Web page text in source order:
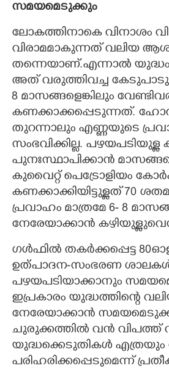
സമയമെടുക്കും
ലോകത്തിനാകെ വിനാശം
വിരാമമാകുന്നത് വലിയ
തന്നെയാണ്.എന്നാൽ യുദ്ധം
അത് വരുത്തിവച്ച
8 മാസങ്ങളെങ്കിലും
കണക്കാക്കപ്പെടുന്നത്.
തുറന്നാലും എണ്ണയുടെ
സംഭവിക്കില്ല.
പുനഃസ്ഥാപിക്കാൻ
കുവൈറ്റ് പെട്രോളിയം
കണക്കാക്കിയിട്ടുള്ളത് 70
പ്രവാഹം മാത്രമേ 6- 8
നേരേയാക്കാൻ
ഗൾഫിൽ തകർക്കപ്പെട്ട
ഉത്പാദന-സംഭരണ
പഴയപടിയാക്കാനും
ഇപ്രകാരം യുദ്ധത്തിന്റെ
നേരേയാക്കാൻ
ചുരുക്കത്തിൽ വൻ വിപത്ത്
യുദ്ധക്കെടുതികൾ എത്രയും
പരിഹരിക്കപ്പെടുമെന്ന്